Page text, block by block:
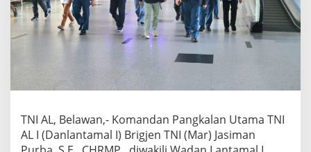
e
a
n
TNI AL, Belawan,- Komandan Pangkalan Utama TNI
AL I (Danlantamal I) Brigjen TNI (Mar) Jasiman